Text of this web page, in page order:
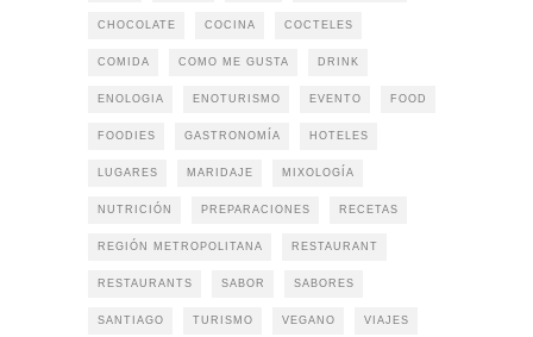
CHOCOLATE COCINA COCTELES
COMIDA COMO ME GUSTA DRINK
ENOLOGIA ENOTURISMO EVENTO FOOD
FOODIES GASTRONOMÍA HOTELES
LUGARES MARIDAJE MIXOLOGÍA
NUTRICIÓN PREPARACIONES RECETAS
REGIÓN METROPOLITANA RESTAURANT
RESTAURANTS SABOR SABORES
SANTIAGO TURISMO VEGANO VIAJES